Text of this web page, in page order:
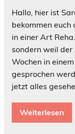
Hallo, hier ist
bekommen euch
in einer Art
sondern weil
Wochen in
gesprochen
jetzt alles
Weiterlesen